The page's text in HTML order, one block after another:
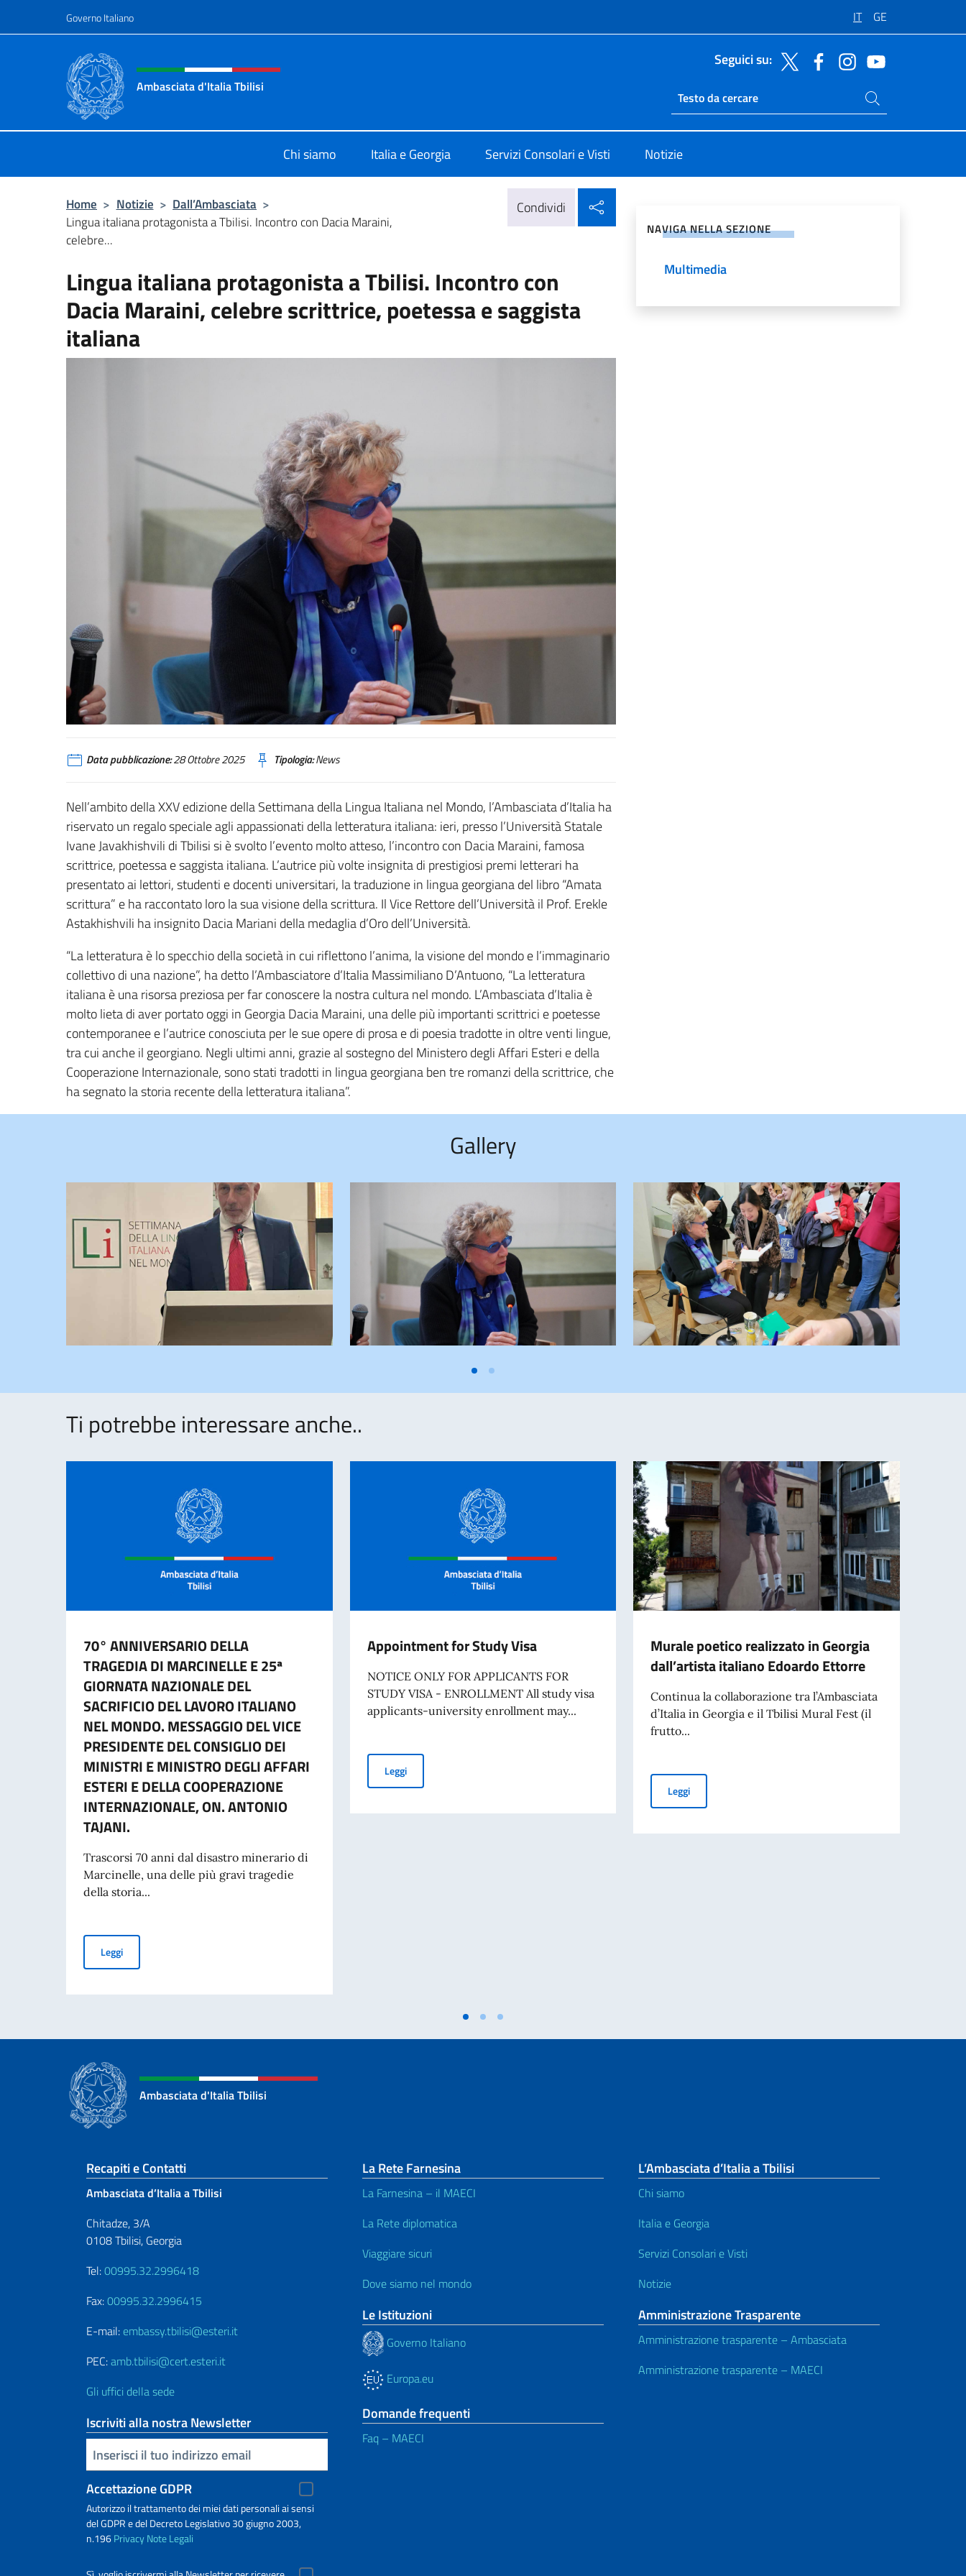
Governo Italiano IT GE
Intestazione sito, social e menù
Ambasciata d'Italia Tbilisi
Seguici su:
Ricerca sito live
Cerca nel sito
Chi siamo Italia e Georgia Servizi Consolari e Visti Notizie
Home > Notizie > Dall’Ambasciata >
Lingua italiana protagonista a Tbilisi. Incontro con Dacia Maraini,
celebre...
Condividi
Lingua italiana protagonista a Tbilisi. Incontro con
Dacia Maraini, celebre scrittrice, poetessa e saggista
italiana
Data pubblicazione:28 Ottobre 2025 Tipologia:News
Nell’ambito della XXV edizione della Settimana della Lingua Italiana nel Mondo, l’Ambasciata d’Italia ha
riservato un regalo speciale agli appassionati della letteratura italiana: ieri, presso l’Università Statale
Ivane Javakhishvili di Tbilisi si è svolto l’evento molto atteso, l’incontro con Dacia Maraini, famosa
scrittrice, poetessa e saggista italiana. L’autrice più volte insignita di prestigiosi premi letterari ha
presentato ai lettori, studenti e docenti universitari, la traduzione in lingua georgiana del libro “Amata
scrittura” e ha raccontato loro la sua visione della scrittura. Il Vice Rettore dell’Università il Prof. Erekle
Astakhishvili ha insignito Dacia Mariani della medaglia d’Oro dell’Università.
“La letteratura è lo specchio della società in cui riflettono l’anima, la visione del mondo e l’immaginario
collettivo di una nazione”, ha detto l’Ambasciatore d’Italia Massimiliano D’Antuono, “La letteratura
italiana è una risorsa preziosa per far conoscere la nostra cultura nel mondo. L’Ambasciata d’Italia è
molto lieta di aver portato oggi in Georgia Dacia Maraini, una delle più importanti scrittrici e poetesse
contemporanee e l’autrice conosciuta per le sue opere di prosa e di poesia tradotte in oltre venti lingue,
tra cui anche il georgiano. Negli ultimi anni, grazie al sostegno del Ministero degli Affari Esteri e della
Cooperazione Internazionale, sono stati tradotti in lingua georgiana ben tre romanzi della scrittrice, che
ha segnato la storia recente della letteratura italiana”.
NAVIGA NELLA SEZIONE
Multimedia
Gallery
Ti potrebbe interessare anche..
70° ANNIVERSARIO DELLA
TRAGEDIA DI MARCINELLE E 25ª
GIORNATA NAZIONALE DEL
SACRIFICIO DEL LAVORO ITALIANO
NEL MONDO. MESSAGGIO DEL VICE
PRESIDENTE DEL CONSIGLIO DEI
MINISTRI E MINISTRO DEGLI AFFARI
ESTERI E DELLA COOPERAZIONE
INTERNAZIONALE, ON. ANTONIO
TAJANI.
Trascorsi 70 anni dal disastro minerario di
Marcinelle, una delle più gravi tragedie
della storia...
Leggi70° ANNIVERSARIO DELLA TRAGEDIA DI MARCINELLE E 25ª GIORNATA NAZIONALE DEL SACRIFICIO DEL LAVORO ITALIANO NEL MONDO. MESSAGGIO DEL VICE PRESIDENTE DEL CONSIGLIO
Appointment for Study Visa
NOTICE ONLY FOR APPLICANTS FOR
STUDY VISA - ENROLLMENT All study visa
applicants-university enrollment may...
LeggiAppointment for Study Visa
Murale poetico realizzato in Georgia
dall’artista italiano Edoardo Ettorre
Continua la collaborazione tra l’Ambasciata
d’Italia in Georgia e il Tbilisi Mural Fest (il
frutto...
LeggiMurale poetico realizzato in Georgia dall’artista italiano
Ambasciata d'Italia Tbilisi
Sezione footer
Recapiti e Contatti
Ambasciata d’Italia a Tbilisi
Chitadze, 3/A
0108 Tbilisi, Georgia
Tel:00995.32.2996418
Fax:00995.32.2996415
E-mail: embassy.tbilisi@esteri.it
PEC:amb.tbilisi@cert.esteri.it
Gli uffici della sede
Iscriviti alla nostra Newsletter
Inserisci la tua email
Accettazione GDPR
Autorizzo il trattamento dei miei dati personali ai sensi
del GDPR e del Decreto Legislativo 30 giugno 2003,
n.196PrivacyNote Legali
La Rete Farnesina
La Farnesina – il MAECI
La Rete diplomatica
Viaggiare sicuri
Dove siamo nel mondo
Le Istituzioni
Governo Italiano
Europa.eu
Domande frequenti
Faq – MAECI
L’Ambasciata d’Italia a Tbilisi
Chi siamo
Italia e Georgia
Servizi Consolari e Visti
Notizie
Amministrazione Trasparente
Amministrazione trasparente – Ambasciata
Amministrazione trasparente – MAECI